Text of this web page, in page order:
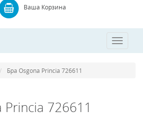
Ваша Корзина
Toggle
Бра Osgona Princia 726611
Princia 726611